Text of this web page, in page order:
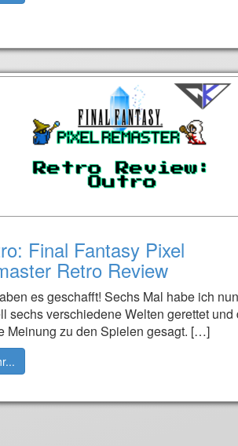
Final Fantasy Pixel
Retro Review
es geschafft! Sechs Mal habe ich nun
sechs verschiedene Welten gerettet und
Meinung zu den Spielen gesagt. […]